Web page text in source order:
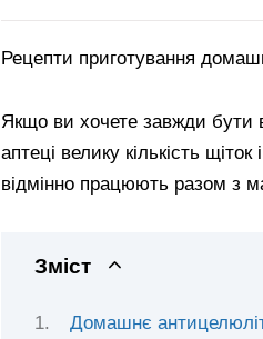
Рецепти приготування
Якщо ви хочете завжди бути
аптеці велику кількість
відмінно працюють разом з
Зміст
Домашнє